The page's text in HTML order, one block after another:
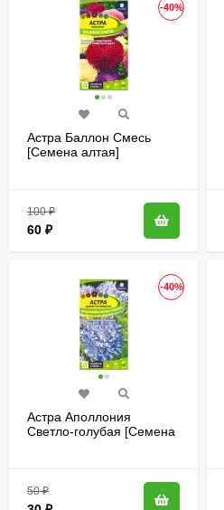
-40%
Астра Баллон Смесь
[Семена алтая]
100₽
60 ₽
-40%
Астра Аполлония
Светло-голубая [Семена
50₽